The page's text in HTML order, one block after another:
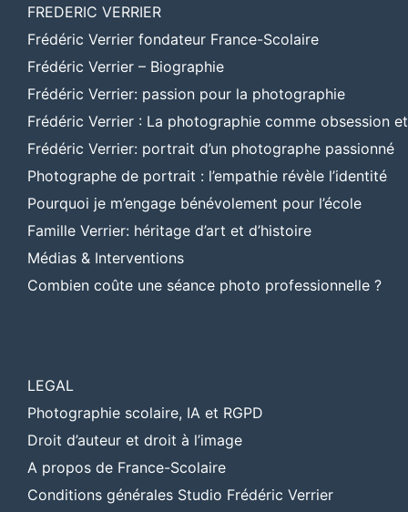
FREDERIC VERRIER
Frédéric Verrier fondateur France-Scolaire
Frédéric Verrier – Biographie
Frédéric Verrier: passion pour la photographie
Frédéric Verrier : La photographie comme obsession
Frédéric Verrier: portrait d’un photographe passionné
Photographe de portrait : l’empathie révèle l’identité
Pourquoi je m’engage bénévolement pour l’école
Famille Verrier: héritage d’art et d’histoire
Médias & Interventions
Combien coûte une séance photo professionnelle ?
LEGAL
Photographie scolaire, IA et RGPD
Droit d’auteur et droit à l’image
A propos de France-Scolaire
Conditions générales Studio Frédéric Verrier